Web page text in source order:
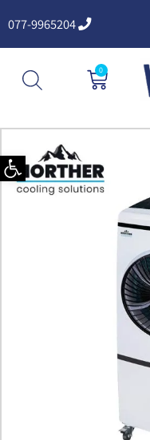
פתח
077-9965204
0
עגלת
קניות